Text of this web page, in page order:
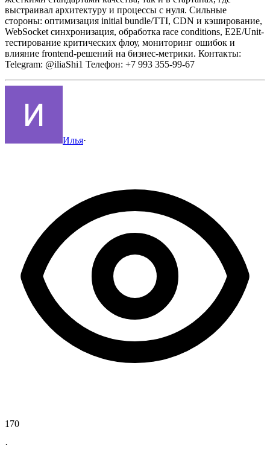
выстраивал архитектуру и процессы с нуля. Сильные
стороны: оптимизация initial bundle/TTI, CDN и кэширование,
WebSocket синхронизация, обработка race conditions, E2E/Unit-
тестирование критических флоу, мониторинг ошибок и
влияние frontend-решений на бизнес-метрики. Контакты:
Telegram: @iliaShi1 Телефон: +7 993 355-99-67
Илья·
170
·